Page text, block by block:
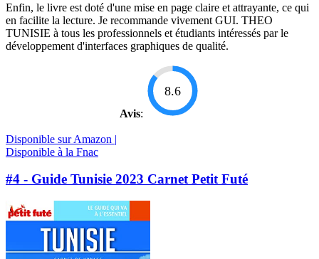
Enfin, le livre est doté d'une mise en page claire et attrayante, ce qui
en facilite la lecture. Je recommande vivement GUI. THEO
TUNISIE à tous les professionnels et étudiants intéressés par le
développement d'interfaces graphiques de qualité.
Avis:
8.6
Disponible sur Amazon |
Disponible à la Fnac
#4 - Guide Tunisie 2023 Carnet Petit Futé